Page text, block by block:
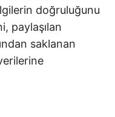
doğruluğunu
paylaşılan
saklanan